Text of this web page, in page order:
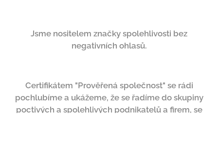
Jsme nositelem značky spolehlivosti bez
negativních ohlasů.
Certifikátem "Prověřená společnost" se rádi
pochlubíme a ukážeme, že se řadíme do skupiny
poctivých a spolehlivých podnikatelů a firem, se